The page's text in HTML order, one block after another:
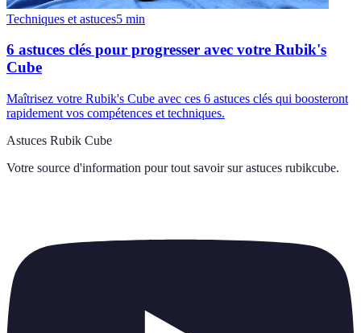
Techniques et astuces5 min
6 astuces clés pour progresser avec votre Rubik's
Cube
Maîtrisez votre Rubik's Cube avec ces 6 astuces clés qui boosteront
rapidement vos compétences et techniques.
Astuces Rubik Cube
Votre source d'information pour tout savoir sur astuces rubikcube.